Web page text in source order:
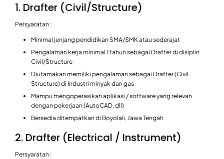
1. Drafter (Civil/Structure)
Persyaratan :
Minimal jenjang pendidikan SMA/SMK atau sederajat
Pengalaman kerja minimal 1 tahun sebagai Drafter di disiplin
Civil/Structure
Diutamakan memiliki pengalaman sebagai Drafter (Civil
Structure) di Industri minyak dan gas
Mampu mengoperasikan aplikasi / software yang relevan
dengan pekerjaan (AutoCAD, dll)
Bersedia ditempatkan di Boyolali, Jawa Tengah
2. Drafter (Electrical / Instrument)
Persyaratan :